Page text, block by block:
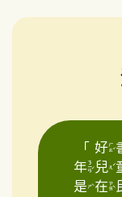
「
年兒
是在